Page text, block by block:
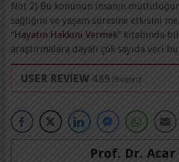
Not 2) Bu konunun insanın
sağlığını ve yaşam süresine etkisini
“Hayatın Hakkını Vermek” kitabında
araştırmalara dayalı çok sayıda veri
USER REVIEW 4.89 (9votes)
Prof. Dr.